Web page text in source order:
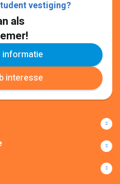
vestiging?
als
informatie
interesse